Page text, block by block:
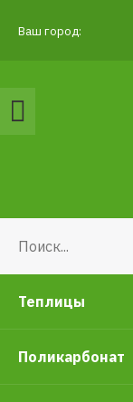
Ваш город:
Теплицы
Поликарбонат